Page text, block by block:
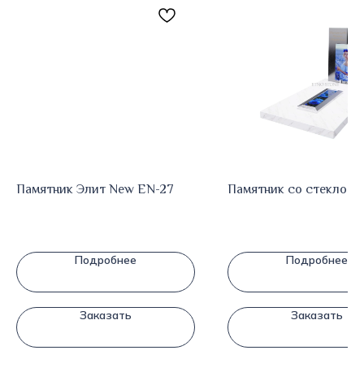
Памятник Элит New EN-27
Подробнее
Заказать
Памятник со стеклом
Подробнее
Заказать